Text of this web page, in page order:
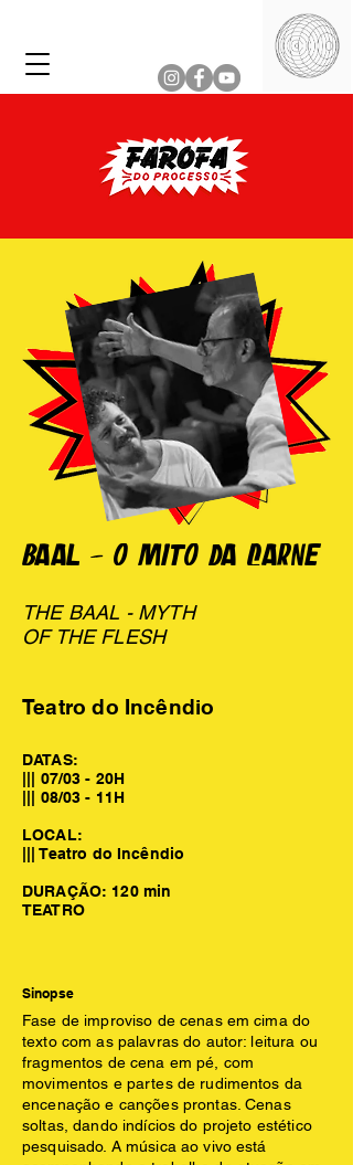
BAAL - O MITO DA CARNE
THE BAAL - MYTH
OF THE FLESH
Teatro do Incêndio
DATAS:
||| 07/03 - 20H
||| 08/03 - 11H
LOCAL:
||| Teatro do Incêndio
DURAÇÃO: 120 min
TEATRO
Sinopse
Fase de improviso de cenas em cima do
texto com as palavras do autor: leitura ou
fragmentos de cena em pé, com
movimentos e partes de rudimentos da
encenação e canções prontas. Cenas
soltas, dando indícios do projeto estético
pesquisado. A música ao vivo está